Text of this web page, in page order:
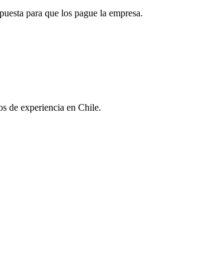
para que los pague la empresa.
de experiencia en Chile.